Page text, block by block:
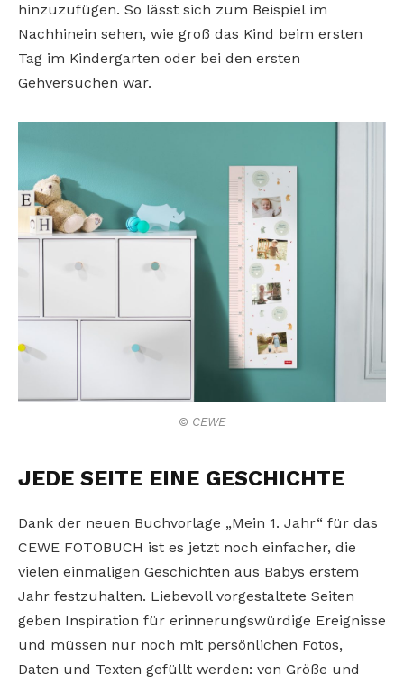
hinzuzufügen. So lässt sich zum Beispiel im
Nachhinein sehen, wie groß das Kind beim ersten
Tag im Kindergarten oder bei den ersten
Gehversuchen war.
© CEWE
JEDE SEITE EINE GESCHICHTE
Dank der neuen Buchvorlage „Mein 1. Jahr“ für das
CEWE FOTOBUCH ist es jetzt noch einfacher, die
vielen einmaligen Geschichten aus Babys erstem
Jahr festzuhalten. Liebevoll vorgestaltete Seiten
geben Inspiration für erinnerungswürdige Ereignisse
und müssen nur noch mit persönlichen Fotos,
Daten und Texten gefüllt werden: von Größe und